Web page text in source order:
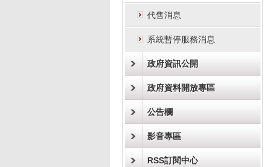
代售消息
系統暫停服務消息
政府資訊公開
政府資料開放專區
公告欄
影音專區
RSS訂閱中心